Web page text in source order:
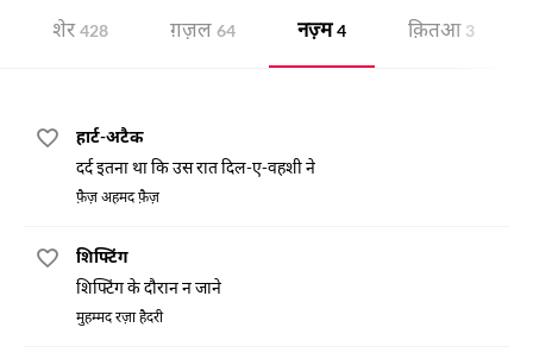
शेर 428 ग़ज़ल 64 नज़्म 4 क़ितआ 3
हार्ट-अटैक
दर्द इतना था कि उस रात दिल-ए-वहशी ने
फ़ैज़ अहमद फ़ैज़
शिफ्टिंग
शिफ्टिंग के दौरान न जाने
मुहम्मद रज़ा हैदरी